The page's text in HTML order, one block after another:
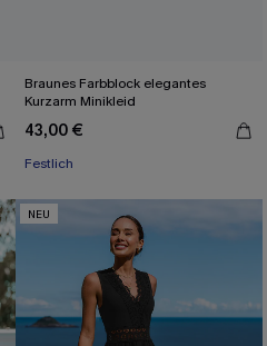
Braunes Farbblock elegantes
Kurzarm Minikleid
43,00 €
Festlich
NEU